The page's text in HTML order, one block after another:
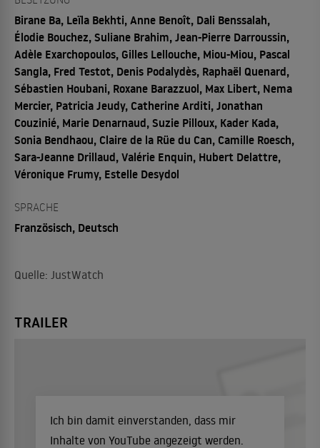
Birane Ba, Leïla Bekhti, Anne Benoît, Dali Benssalah,
Élodie Bouchez, Suliane Brahim, Jean-Pierre Darroussin,
Adèle Exarchopoulos, Gilles Lellouche, Miou-Miou, Pascal
Sangla, Fred Testot, Denis Podalydès, Raphaël Quenard,
Sébastien Houbani, Roxane Barazzuol, Max Libert, Nema
Mercier, Patricia Jeudy, Catherine Arditi, Jonathan
Couzinié, Marie Denarnaud, Suzie Pilloux, Kader Kada,
Sonia Bendhaou, Claire de la Rüe du Can, Camille Roesch,
Sara-Jeanne Drillaud, Valérie Enquin, Hubert Delattre,
Véronique Frumy, Estelle Desydol
SPRACHE
Französisch, Deutsch
Quelle: JustWatch
TRAILER
Ich bin damit einverstanden, dass mir
Inhalte von YouTube angezeigt werden.